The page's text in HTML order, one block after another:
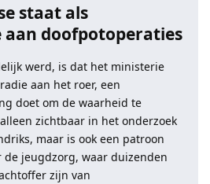
staat als
doofpotoperaties
werd, is dat het ministerie
aan het roer, een
doet om de waarheid te
zichtbaar in het onderzoek
maar is ook een patroon
jeugdzorg, waar duizenden
zijn van